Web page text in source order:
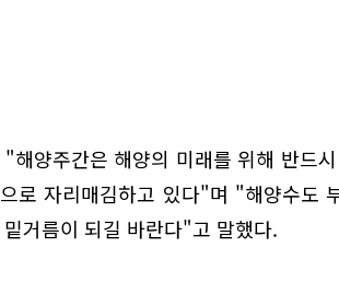
해양주간은 해양의 미래를 위해 반드
로 자리매김하고 있다"며 "해양수도
거름이 되길 바란다"고 말했다.